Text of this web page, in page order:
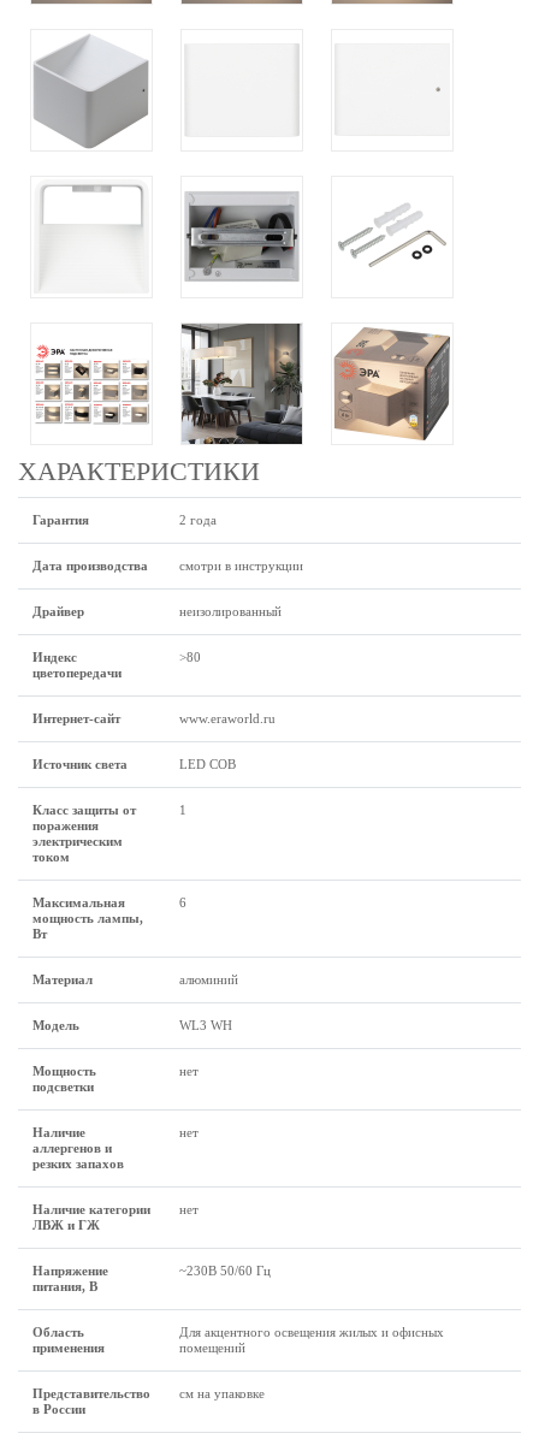
ХАРАКТЕРИСТИКИ
Гарантия 2 года
Дата производства смотри в инструкции
Драйвер неизолированный
Индекс
цветопередачи
>80
Интернет-сайт www.eraworld.ru
Источник света LED COB
Класс защиты от
поражения
электрическим
током
1
Максимальная
мощность лампы,
Вт
6
Материал алюминий
Модель WL3 WH
Мощность
подсветки
нет
Наличие
аллергенов и
резких запахов
нет
Наличие категории
ЛВЖ и ГЖ
нет
Напряжение
питания, В
~230В 50/60 Гц
Область
применения
Для акцентного освещения жилых и офисных
помещений
Представительство
в России
см на упаковке